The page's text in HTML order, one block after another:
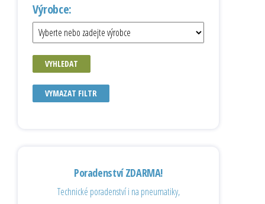
Výrobce:
VYHLEDAT
VYMAZAT FILTR
Poradenství ZDARMA!
Technické poradenství i na pneumatiky,